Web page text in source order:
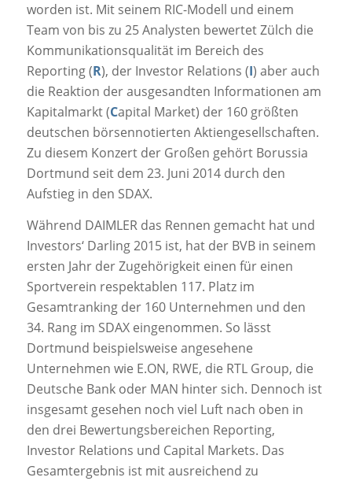
worden ist. Mit seinem RIC-Modell und einem
Team von bis zu 25 Analysten bewertet Zülch die
Kommunikationsqualität im Bereich des
Reporting (R), der Investor Relations (I) aber auch
die Reaktion der ausgesandten Informationen am
Kapitalmarkt (Capital Market) der 160 größten
deutschen börsennotierten Aktiengesellschaften.
Zu diesem Konzert der Großen gehört Borussia
Dortmund seit dem 23. Juni 2014 durch den
Aufstieg in den SDAX.
Während DAIMLER das Rennen gemacht hat und
Investors‘ Darling 2015 ist, hat der BVB in seinem
ersten Jahr der Zugehörigkeit einen für einen
Sportverein respektablen 117. Platz im
Gesamtranking der 160 Unternehmen und den
34. Rang im SDAX eingenommen. So lässt
Dortmund beispielsweise angesehene
Unternehmen wie E.ON, RWE, die RTL Group, die
Deutsche Bank oder MAN hinter sich. Dennoch ist
insgesamt gesehen noch viel Luft nach oben in
den drei Bewertungsbereichen Reporting,
Investor Relations und Capital Markets. Das
Gesamtergebnis ist mit ausreichend zu